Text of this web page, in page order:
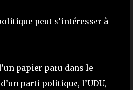
peut s’intéresser à
papier paru dans le
parti politique, l’UDU,